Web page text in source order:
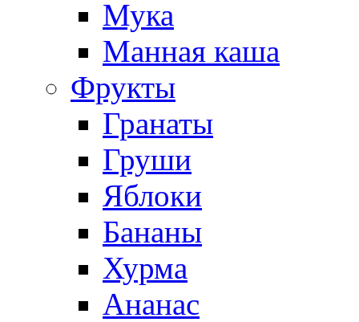
Мука
Манная каша
Фрукты
Гранаты
Груши
Яблоки
Бананы
Хурма
Ананас